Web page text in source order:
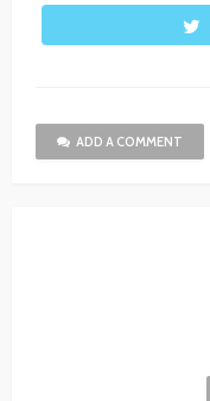
ADD A COMMENT